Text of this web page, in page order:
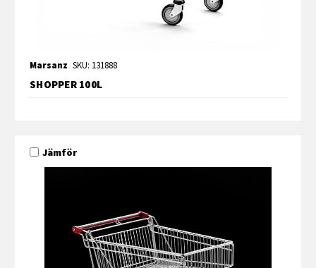
Marsanz SKU: 131888
SHOPPER 100L
Jämför